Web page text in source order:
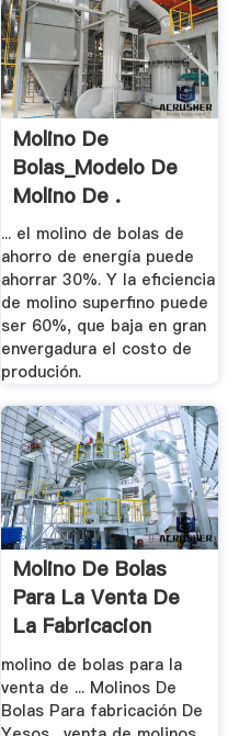
Molino De
Bolas_Modelo De
Molino De .
... el molino de bolas de
ahorro de energía puede
ahorrar 30%. Y la eficiencia
de molino superfino puede
ser 60%, que baja en gran
envergadura el costo de
produción.
Molino De Bolas
Para La Venta De
La Fabricacion
molino de bolas para la
venta de ... Molinos De
Bolas Para fabricación De